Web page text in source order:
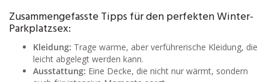
Zusammengefasste Tipps für den perfekten Winter-
Parkplatzsex:
Kleidung: Trage warme, aber verführerische Kleidung, die
leicht abgelegt werden kann.
Ausstattung: Eine Decke, die nicht nur wärmt, sondern